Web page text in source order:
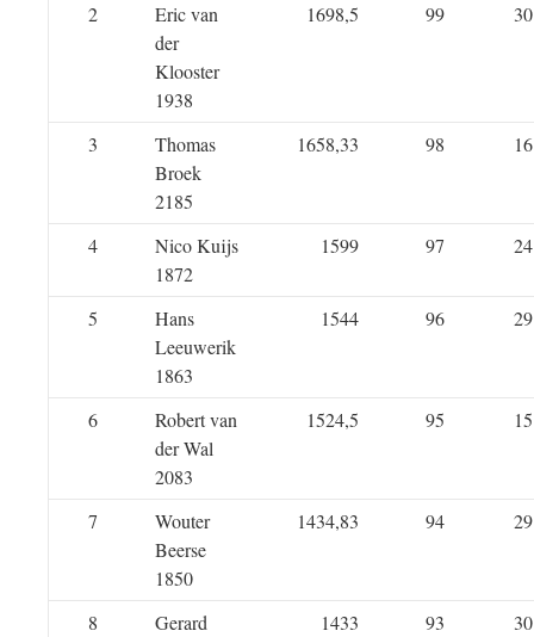
2
Eric van
der
Klooster
1938
1698,5 99 30
3
Thomas
Broek
2185
1658,33 98 16
4
Nico Kuijs
1872
1599 97 24
5
Hans
Leeuwerik
1863
1544 96 29
6
Robert van
der Wal
2083
1524,5 95 15
7
Wouter
Beerse
1850
1434,83 94 29
8
Gerard
1433 93 30